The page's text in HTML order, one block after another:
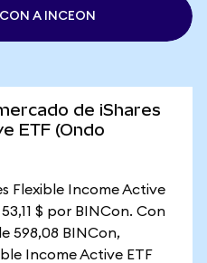
A INCEON
de iShares
ETF (Ondo
Flexible Income Active
$ por BINCon. Con
598,08 BINCon,
Income Active ETF